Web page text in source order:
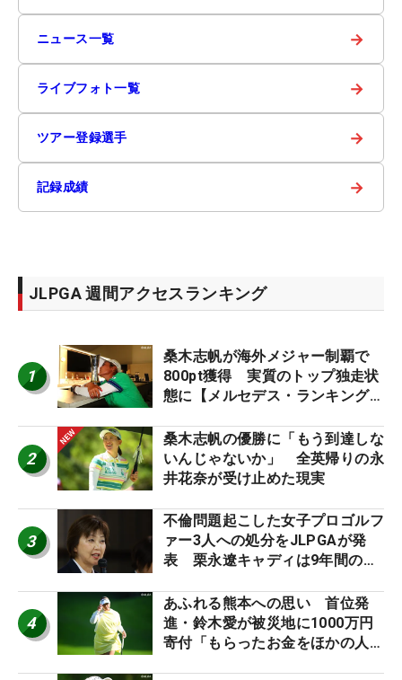
ニュース一覧 →
ライブフォト一覧 →
ツアー登録選手 →
記録成績 →
JLPGA 週間アクセスランキング
1
桑木志帆が海外メジャー制覇で
800pt獲得 実質のトップ独走状
態に【メルセデス・ランキング番
2
桑木志帆の優勝に「もう到達しな
いんじゃないか」 全英帰りの永
井花奈が受け止めた現実
3
不倫問題起こした女子プロゴルフ
ァー3人への処分をJLPGAが発
表 栗永遼キャディは9年間の立
4
あふれる熊本への思い 首位発
進・鈴木愛が被災地に1000万円
寄付「もらったお金をほかの人